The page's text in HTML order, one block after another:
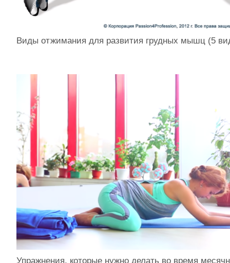
Виды отжимания для развития грудных мышц (5
Упражнения, которые нужно делать во время